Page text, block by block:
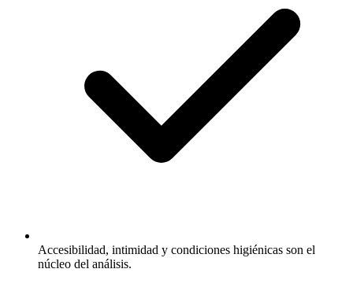
Accesibilidad, intimidad y condiciones higiénicas son el
núcleo del análisis.